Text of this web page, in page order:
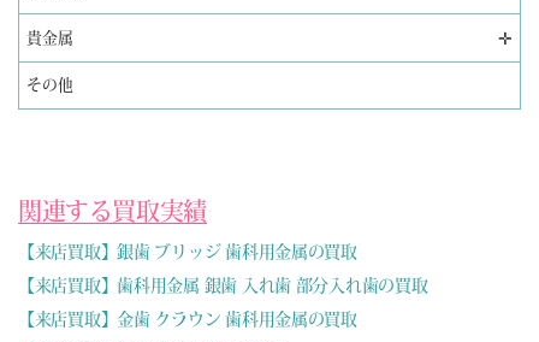
貴金属 ✛
その他
関連する買取実績
【来店買取】銀歯 ブリッジ 歯科用金属の買取
【来店買取】歯科用金属 銀歯 入れ歯 部分入れ歯の買取
【来店買取】金歯 クラウン 歯科用金属の買取